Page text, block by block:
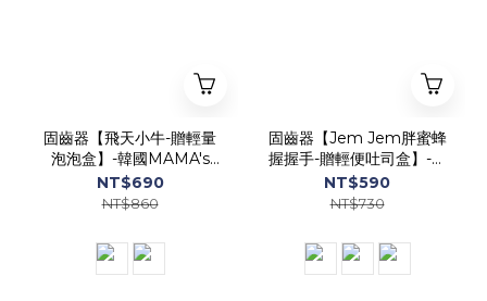
固齒器【飛天小牛-贈輕量
泡泡盒】-韓國MAMA's
TEM固齒器
NT$690
NT$860
固齒器【Jem Jem胖蜜蜂
握握手-贈輕便吐司盒】-韓
國MAMA's TEM固齒器
NT$590
NT$730